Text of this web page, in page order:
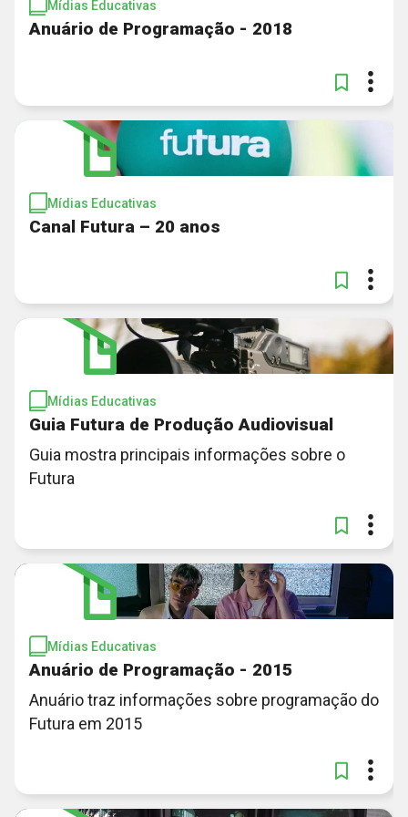
Mídias Educativas
Anuário de Programação - 2018
Mídias Educativas
Canal Futura – 20 anos
Mídias Educativas
Guia Futura de Produção Audiovisual
Guia mostra principais informações sobre o
Futura
Mídias Educativas
Anuário de Programação - 2015
Anuário traz informações sobre programação do
Futura em 2015